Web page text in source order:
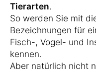
Tierarten.
So werden Sie mit
Bezeichnungen für
Fisch-, Vogel- und
kennen.
Aber natürlich nicht